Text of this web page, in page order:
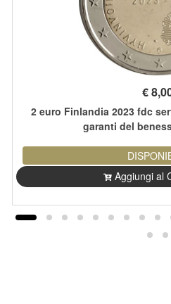
€
2 euro Finlandia 2023 fdc
garanti del
Aggiungi al